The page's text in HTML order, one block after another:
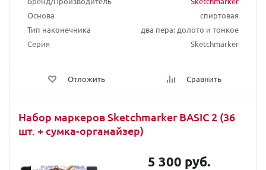
Основа
спиртовая
Тип наконечника
два пера: долото и тонкое
Серия
Sketchmarker
Отложить Сравнить
Набор маркеров Sketchmarker BASIC 2 (36
шт. + сумка-органайзер)
5 300 руб.